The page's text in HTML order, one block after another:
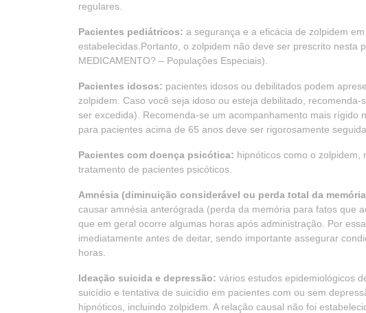
regulares.
Pacientes pediátricos: a segurança e a eficácia de zolpidem
estabelecidas.Portanto, o zolpidem não deve ser prescrito nesta
MEDICAMENTO? – Populações Especiais).
Pacientes idosos: pacientes idosos ou debilitados podem
zolpidem. Caso você seja idoso ou esteja debilitado,
ser excedida). Recomenda-se um acompanhamento mais rígido
para pacientes acima de 65 anos deve ser rigorosamente seguida.
Pacientes com doença psicótica: hipnóticos como o zolpidem,
tratamento de pacientes psicóticos.
Amnésia (diminuição considerável ou perda total da
causar amnésia anterógrada (perda da memória para fatos que
que em geral ocorre algumas horas após administração. Por
imediatamente antes de deitar, sendo importante assegurar
horas.
Ideação suicida e depressão: vários estudos epidemiológicos
suicídio e tentativa de suicídio em pacientes com ou sem
hipnóticos, incluindo zolpidem. A relação causal não foi